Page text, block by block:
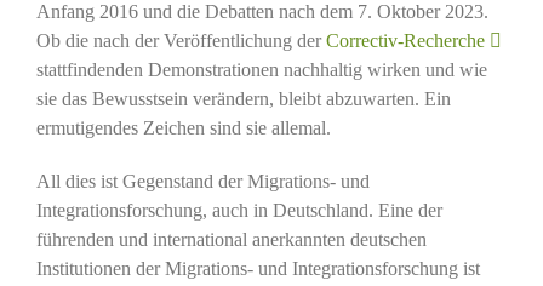
Anfang 2016 und die Debatten nach dem 7. Oktober 2023.
Ob die nach der Veröffentlichung derCorrectiv-Recherche
stattfindenden Demonstrationen nachhaltig wirken und wie
sie das Bewusstsein verändern, bleibt abzuwarten. Ein
ermutigendes Zeichen sind sie allemal.
All dies ist Gegenstand der Migrations- und
Integrationsforschung, auch in Deutschland. Eine der
führenden und international anerkannten deutschen
Institutionen der Migrations- und Integrationsforschung ist